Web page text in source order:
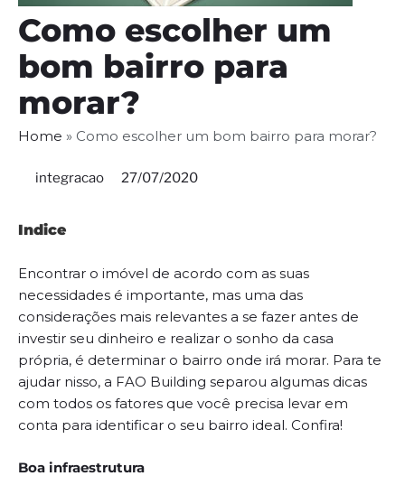
Como escolher um
bom bairro para
morar?
Home » Como escolher um bom bairro para morar?
integracao 27/07/2020
Indice
Encontrar o imóvel de acordo com as suas
necessidades é importante, mas uma das
considerações mais relevantes a se fazer antes de
investir seu dinheiro e realizar o sonho da casa
própria, é determinar o bairro onde irá morar. Para te
ajudar nisso, a FAO Building separou algumas dicas
com todos os fatores que você precisa levar em
conta para identificar o seu bairro ideal. Confira!
Boa infraestrutura